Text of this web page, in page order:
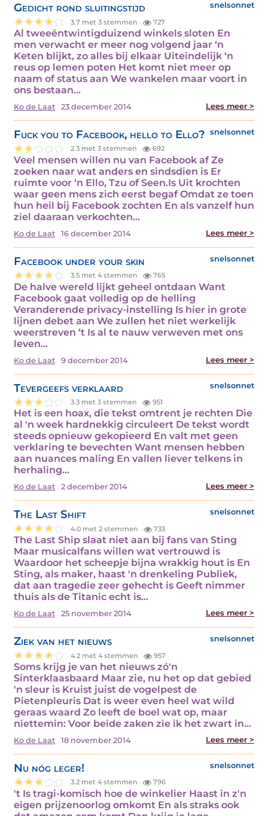
Gedicht rond sluitingstijd snelsonnet
3.7 met 3 stemmen 727
Al tweeëntwintigduizend winkels sloten En
men verwacht er meer nog volgend jaar ‘n
Keten blijkt, zo alles bij elkaar Uiteindelijk ‘n
reus op lemen poten Het komt niet meer op
naam of status aan We wankelen maar voort in
ons bestaan…
Ko de Laat 23 december 2014 Lees meer >
Fuck you to Facebook, hello to Ello? snelsonnet
2.3 met 3 stemmen 692
Veel mensen willen nu van Facebook af Ze
zoeken naar wat anders en sindsdien is Er
ruimte voor ‘n Ello, Tzu of Seen.Is Uit krochten
waar geen mens zich eerst begaf Omdat ze toen
hun heil bij Facebook zochten En als vanzelf hun
ziel daaraan verkochten…
Ko de Laat 16 december 2014 Lees meer >
Facebook under your skin snelsonnet
3.5 met 4 stemmen 765
De halve wereld lijkt geheel ontdaan Want
Facebook gaat volledig op de helling
Veranderende privacy-instelling Is hier in grote
lijnen debet aan We zullen het niet werkelijk
weerstreven ‘t Is al te nauw verweven met ons
leven…
Ko de Laat 9 december 2014 Lees meer >
Tevergeefs verklaard snelsonnet
3.3 met 3 stemmen 951
Het is een hoax, die tekst omtrent je rechten Die
al 'n week hardnekkig circuleert De tekst wordt
steeds opnieuw gekopieerd En valt met geen
verklaring te bevechten Want mensen hebben
aan nuances maling En vallen liever telkens in
herhaling…
Ko de Laat 2 december 2014 Lees meer >
The Last Shift snelsonnet
4.0 met 2 stemmen 733
The Last Ship slaat niet aan bij fans van Sting
Maar musicalfans willen wat vertrouwd is
Waardoor het scheepje bijna wrakkig hout is En
Sting, als maker, haast 'n drenkeling Publiek,
dat aan tragedie zeer gehecht is Geeft nimmer
thuis als de Titanic echt is…
Ko de Laat 25 november 2014 Lees meer >
Ziek van het nieuws snelsonnet
4.2 met 4 stemmen 957
Soms krijg je van het nieuws zó'n
Sinterklaasbaard Maar zie, nu het op dat gebied
'n sleur is Kruist juist de vogelpest de
Pietenpleuris Dat is weer even heel wat wild
geraas waard Zo leeft de boel wat op, maar
niettemin: Voor beide zaken zie ik het zwart in…
Ko de Laat 18 november 2014 Lees meer >
Nu nóg leger! snelsonnet
3.2 met 4 stemmen 796
't Is tragi-komisch hoe de winkelier Haast in z'n
eigen prijzenoorlog omkomt En als straks ook